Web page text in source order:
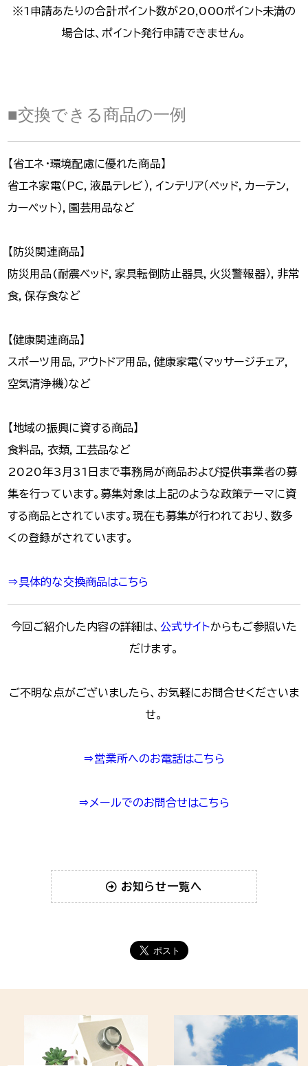
※1申請あたりの合計ポイント数が20,000ポイント未満の
場合は、ポイント発行申請できません。
■交換できる商品の一例
【省エネ・環境配慮に優れた商品】
省エネ家電（PC，液晶テレビ），インテリア（ベッド，カーテン，
カーペット），園芸用品など
【防災関連商品】
防災用品(耐震ベッド，家具転倒防止器具，火災警報器），非常
食，保存食など
【健康関連商品】
スポーツ用品，アウトドア用品，健康家電（マッサージチェア，
空気清浄機）など
【地域の振興に資する商品】
食料品，衣類，工芸品など
2020年3月31日まで事務局が商品および提供事業者の募
集を行っています。募集対象は上記のような政策テーマに資
する商品とされています。現在も募集が行われており、数多
くの登録がされています。
⇒具体的な交換商品はこちら
今回ご紹介した内容の詳細は、公式サイトからもご参照いた
だけます。
ご不明な点がございましたら、お気軽にお問合せくださいま
せ。
⇒営業所へのお電話はこちら
⇒メールでのお問合せはこちら
お知らせ一覧へ